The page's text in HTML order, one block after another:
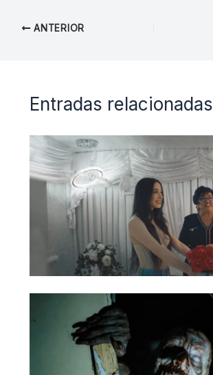
ANTERIOR
Entradas relacionadas